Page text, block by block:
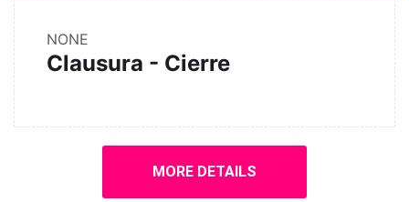
NONE
Clausura - Cierre
MORE DETAILS